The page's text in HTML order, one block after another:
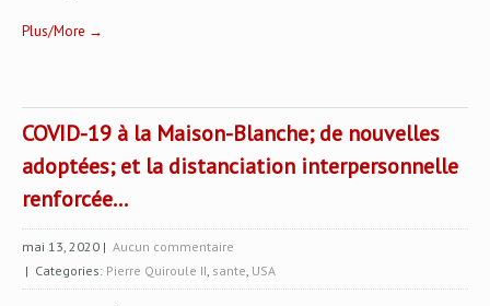
Plus/More →
COVID-19 à la Maison-Blanche; de nouvelles
adoptées; et la distanciation interpersonnelle
renforcée…
mai 13, 2020 | Aucun commentaire
| Categories: Pierre Quiroule II, sante, USA